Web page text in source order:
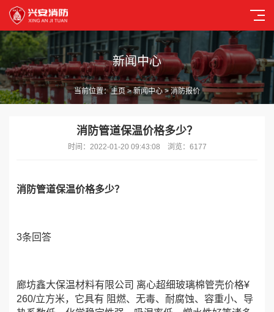
新闻中心
当前位置：主页>新闻中心 > 消防报价
消防管道保温价格多少？
时间：2022-01-20 09:43:08 浏览：6177
消防管道保温价格多少？
3条回答
廊坊鑫大保温材料有限公司 离心超细玻璃棉管壳价格¥
260/立方米，它具有 阻燃、无毒、耐腐蚀、容重小、导